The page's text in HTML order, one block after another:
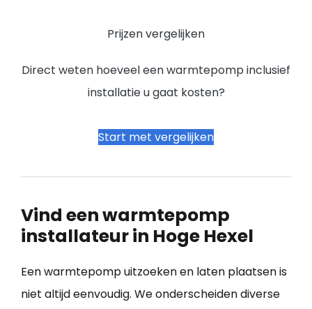
Prijzen vergelijken
Direct weten hoeveel een warmtepomp inclusief
installatie u gaat kosten?
Start met vergelijken
Vind een warmtepomp
installateur in Hoge Hexel
Een warmtepomp uitzoeken en laten plaatsen is
niet altijd eenvoudig. We onderscheiden diverse